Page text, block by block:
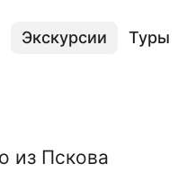
Экскурсии Туры
из Пскова